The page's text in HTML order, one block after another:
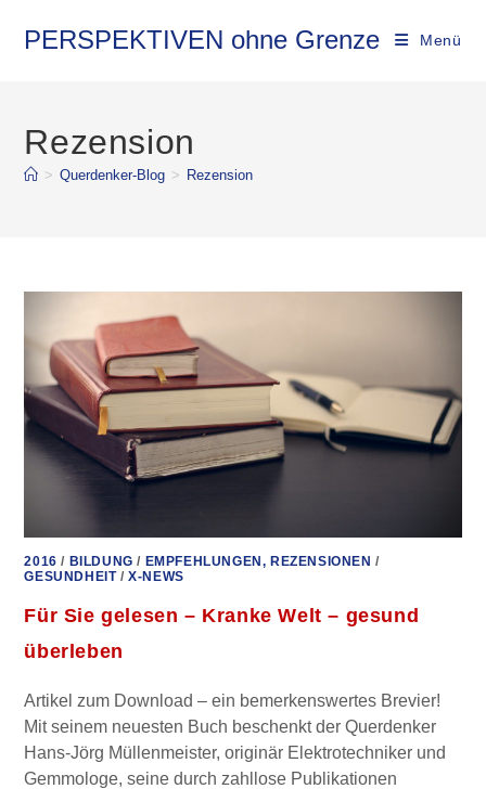
InhaltPERSPEKTIVEN ohne Grenze Menü
Rezension
> Querdenker-Blog > Rezension
2016 / BILDUNG / EMPFEHLUNGEN, REZENSIONEN /
GESUNDHEIT/X-NEWS
Für Sie gelesen – Kranke Welt – gesund
überleben
Artikel zum Download – ein bemerkenswertes Brevier!
Mit seinem neuesten Buch beschenkt der Querdenker
Hans-Jörg Müllenmeister, originär Elektrotechniker und
Gemmologe, seine durch zahllose Publikationen